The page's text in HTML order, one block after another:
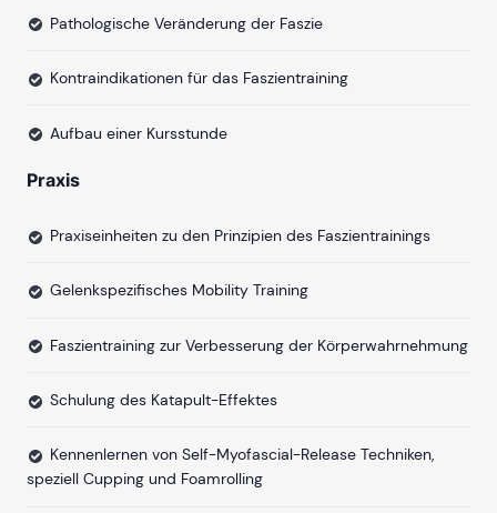
Pathologische Veränderung der Faszie
Kontraindikationen für das Faszientraining
Aufbau einer Kursstunde
Praxis
Praxiseinheiten zu den Prinzipien des Faszientrainings
Gelenkspezifisches Mobility Training
Faszientraining zur Verbesserung der Körperwahrnehmung
Schulung des Katapult-Effektes
Kennenlernen von Self-Myofascial-Release Techniken,
speziell Cupping und Foamrolling